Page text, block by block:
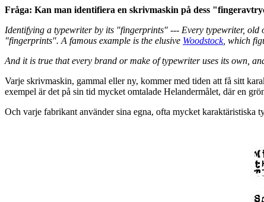
Fråga: Kan man identifiera en skrivmaskin på dess
Identifying a typewriter by its "fingerprints" --- Every typewriter, old
"fingerprints". A famous example is the elusive Woodstock, which
And it is true that every brand or make of typewriter uses its own,
Varje skrivmaskin, gammal eller ny, kommer med tiden att få sitt
exempel är det på sin tid mycket omtalade Helandermålet, där en
Och varje fabrikant använder sina egna, ofta mycket karaktäristiska